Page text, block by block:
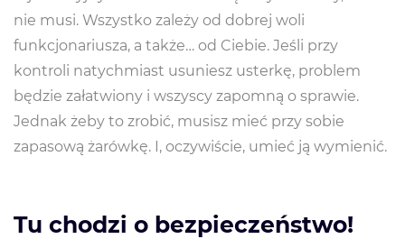
nie musi. Wszystko zależy od dobrej woli
funkcjonariusza, a także… od Ciebie. Jeśli przy
kontroli natychmiast usuniesz usterkę, problem
będzie załatwiony i wszyscy zapomną o sprawie.
Jednak żeby to zrobić, musisz mieć przy sobie
zapasową żarówkę. I, oczywiście, umieć ją wymienić.
Tu chodzi o bezpieczeństwo!